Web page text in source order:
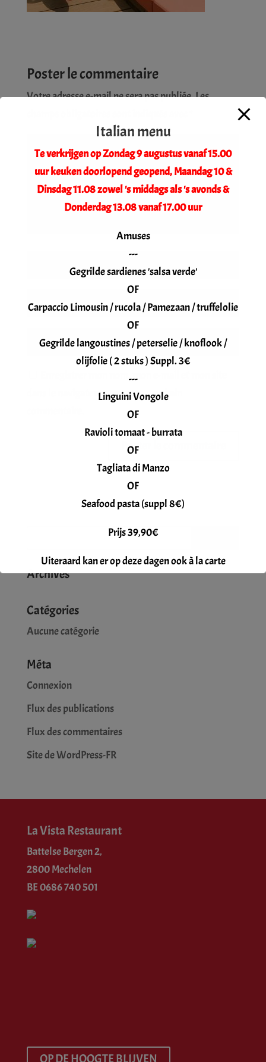
Poster le commentaire
Votre adresse e-mail ne sera pas publiée.Les
Enregistrer mon nom, mon e-mail et mon site
dans le navigateur pour mon prochain
Archives
Catégories
Aucune catégorie
Méta
Connexion
Flux des publications
Flux des commentaires
Site de WordPress-FR
La Vista Restaurant
Battelse Bergen 2,
2800 Mechelen
BE 0686 740 501
OP DE HOOGTE BLIJVEN
Italian menu
Te verkrijgen op Zondag 9 augustus vanaf 15.00
uur keuken doorlopend geopend, Maandag 10 &
Dinsdag 11.08 zowel 's middags als 's avonds &
Donderdag 13.08 vanaf 17.00 uur
Amuses
---
Gegrilde sardienes 'salsa verde'
OF
Carpaccio Limousin / rucola / Pamezaan / truffelolie
OF
Gegrilde langoustines / peterselie / knoflook /
olijfolie ( 2 stuks ) Suppl. 3€
---
Linguini Vongole
OF
Ravioli tomaat - burrata
OF
Tagliata di Manzo
OF
Seafood pasta (suppl 8€)
Prijs 39,90€
Uiteraard kan er op deze dagen ook à la carte